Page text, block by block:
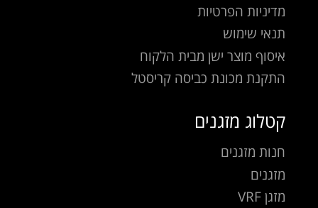
מדיניות הפרטיות
תנאי שימוש
איסוף מוצר ישן מבית הלקוח
התקנת מכונת כביסה קריסטל
קטלוג מזגנים
חנות מזגנים
מזגנים
מזגן VRF